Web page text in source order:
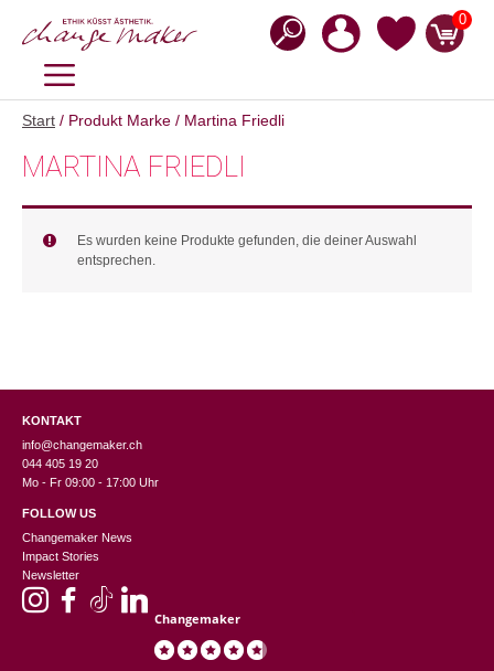
Inhalt
0
MENÜ
Start / Produkt Marke / Martina Friedli
MARTINA FRIEDLI
Es wurden keine Produkte gefunden, die deiner Auswahl
entsprechen.
KONTAKT
info@changemaker.ch
044 405 19 20
Mo - Fr 09:00 - 17:00 Uhr
FOLLOW US
Changemaker News
Impact Stories
Newsletter
Changemaker